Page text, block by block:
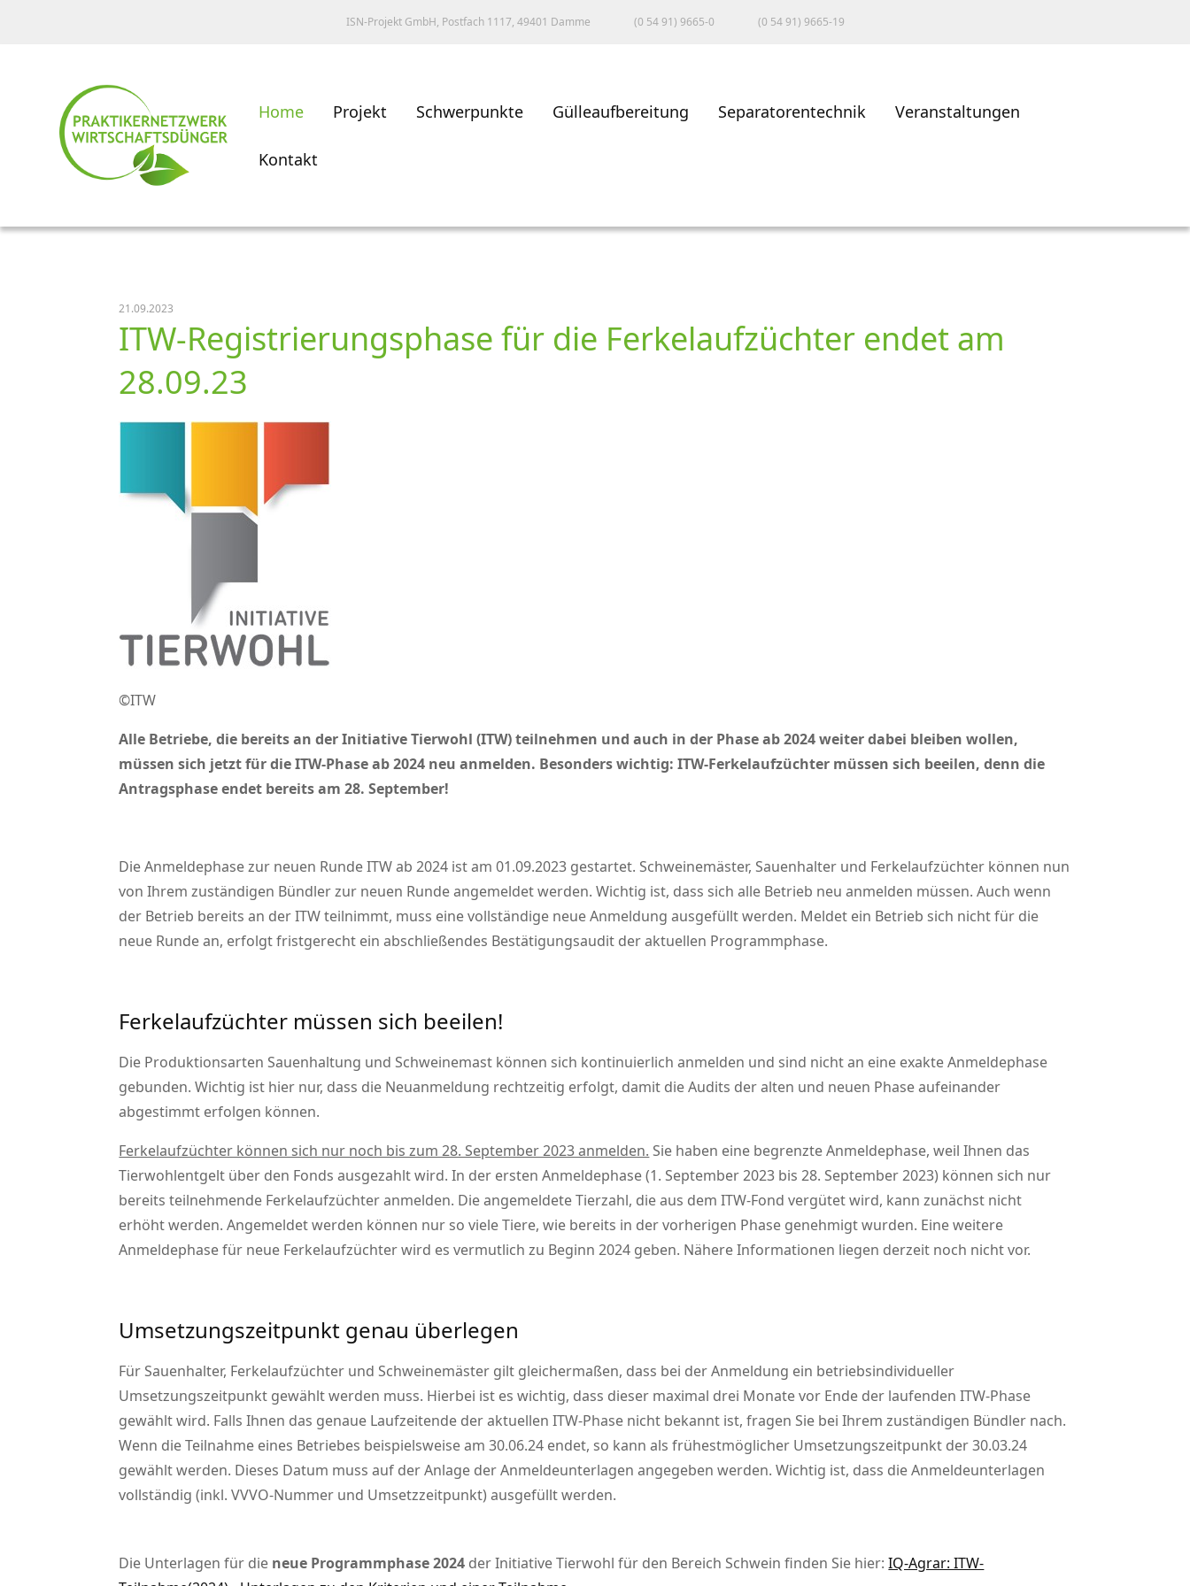
ISN-Projekt GmbH, Postfach 1117, 49401 Damme (0 54 91) 9665-0 (0 54 91) 9665-19
Home Projekt Schwerpunkte Gülleaufbereitung Separatorentechnik Veranstaltungen
Kontakt
21.09.2023
ITW-Registrierungsphase für die Ferkelaufzüchter endet am
28.09.23
©ITW
Alle Betriebe, die bereits an der Initiative Tierwohl (ITW) teilnehmen und auch in der Phase ab 2024 weiter dabei bleiben wollen,
müssen sich jetzt für die ITW-Phase ab 2024 neu anmelden. Besonders wichtig: ITW-Ferkelaufzüchter müssen sich beeilen, denn die
Antragsphase endet bereits am 28. September!
Die Anmeldephase zur neuen Runde ITW ab 2024 ist am 01.09.2023 gestartet. Schweinemäster, Sauenhalter und Ferkelaufzüchter können nun
von Ihrem zuständigen Bündler zur neuen Runde angemeldet werden. Wichtig ist, dass sich alle Betrieb neu anmelden müssen. Auch wenn
der Betrieb bereits an der ITW teilnimmt, muss eine vollständige neue Anmeldung ausgefüllt werden. Meldet ein Betrieb sich nicht für die
neue Runde an, erfolgt fristgerecht ein abschließendes Bestätigungsaudit der aktuellen Programmphase.
Ferkelaufzüchter müssen sich beeilen!
Die Produktionsarten Sauenhaltung und Schweinemast können sich kontinuierlich anmelden und sind nicht an eine exakte Anmeldephase
gebunden. Wichtig ist hier nur, dass die Neuanmeldung rechtzeitig erfolgt, damit die Audits der alten und neuen Phase aufeinander
abgestimmt erfolgen können.
Ferkelaufzüchter können sich nur noch bis zum 28. September 2023 anmelden. Sie haben eine begrenzte Anmeldephase, weil Ihnen das
Tierwohlentgelt über den Fonds ausgezahlt wird. In der ersten Anmeldephase (1. September 2023 bis 28. September 2023) können sich nur
bereits teilnehmende Ferkelaufzüchter anmelden. Die angemeldete Tierzahl, die aus dem ITW-Fond vergütet wird, kann zunächst nicht
erhöht werden. Angemeldet werden können nur so viele Tiere, wie bereits in der vorherigen Phase genehmigt wurden. Eine weitere
Anmeldephase für neue Ferkelaufzüchter wird es vermutlich zu Beginn 2024 geben. Nähere Informationen liegen derzeit noch nicht vor.
Umsetzungszeitpunkt genau überlegen
Für Sauenhalter, Ferkelaufzüchter und Schweinemäster gilt gleichermaßen, dass bei der Anmeldung ein betriebsindividueller
Umsetzungszeitpunkt gewählt werden muss. Hierbei ist es wichtig, dass dieser maximal drei Monate vor Ende der laufenden ITW-Phase
gewählt wird. Falls Ihnen das genaue Laufzeitende der aktuellen ITW-Phase nicht bekannt ist, fragen Sie bei Ihrem zuständigen Bündler nach.
Wenn die Teilnahme eines Betriebes beispielsweise am 30.06.24 endet, so kann als frühestmöglicher Umsetzungszeitpunkt der 30.03.24
gewählt werden. Dieses Datum muss auf der Anlage der Anmeldeunterlagen angegeben werden. Wichtig ist, dass die Anmeldeunterlagen
vollständig (inkl. VVVO-Nummer und Umsetzzeitpunkt) ausgefüllt werden.
Die Unterlagen für die neue Programmphase 2024 der Initiative Tierwohl für den Bereich Schwein finden Sie hier:IQ-Agrar: ITW-